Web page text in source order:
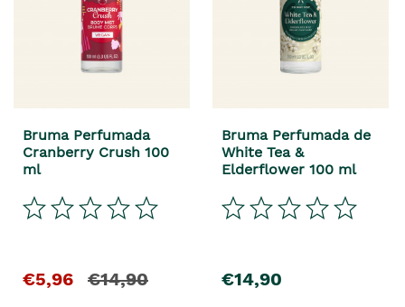
Bruma Perfumada
Cranberry Crush 100
ml
€5,96 €14,90
Bruma Perfumada de
White Tea &
Elderflower 100 ml
€14,90